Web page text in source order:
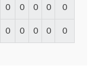
0 0 0 0 0
0 0 0 0 0